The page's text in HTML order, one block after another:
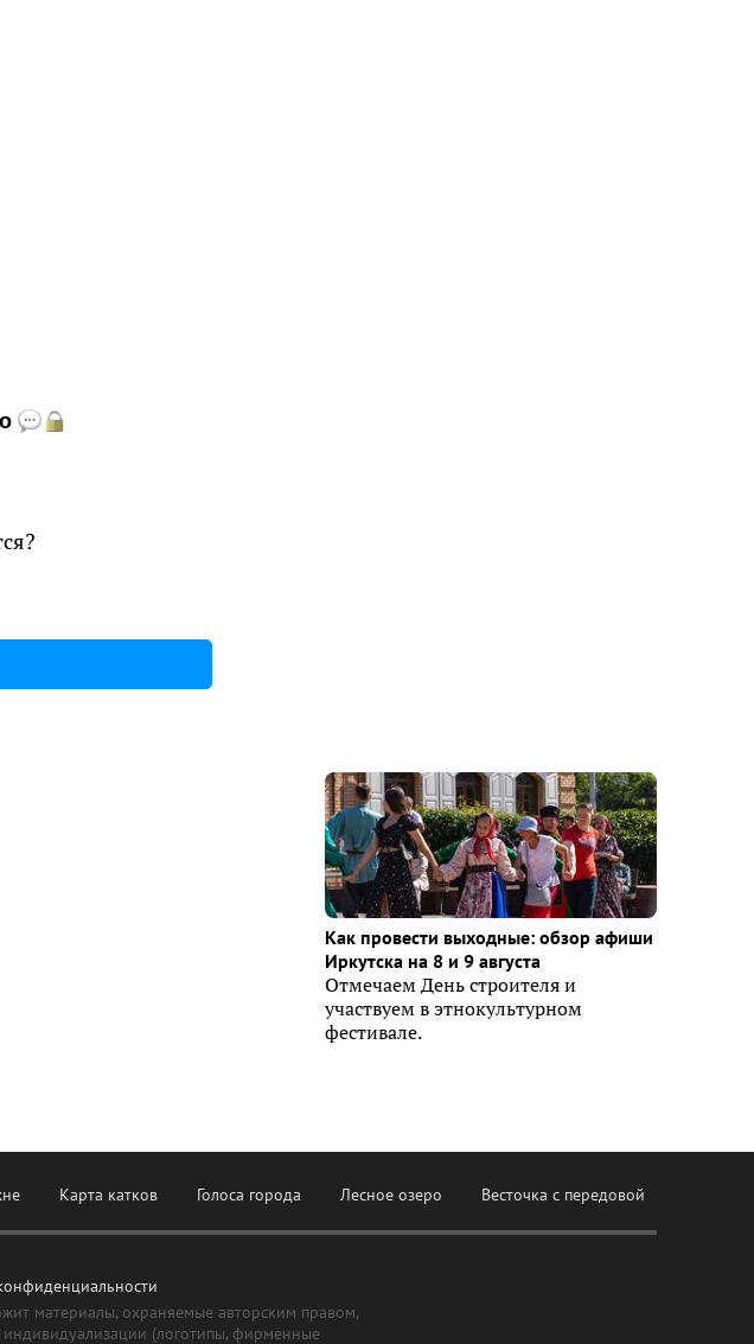
Как провести выходные: обзор афиши
Иркутска на 8 и 9 августа
Отмечаем День строителя и
участвуем в этнокультурном
фестивале.
Карта катков Голоса города Лесное озеро Весточка с передовой
материалы, охраняемые авторским правом,
индивидуализации (логотипы, фирменные